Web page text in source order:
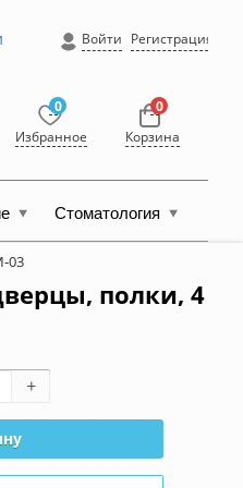
Войти Регистрация
0
Избранное
0
Корзина
Стоматология
03
полки, 4